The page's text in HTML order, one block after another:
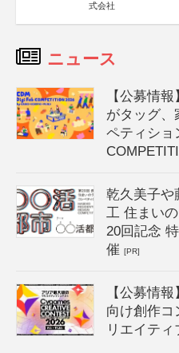
式会社
ニュース
【公募情
がタッグ、
ペティショ
乾久美子や
工 住まい
20回記念
催[PR]
【公募情
向け創作コ
リエイテ